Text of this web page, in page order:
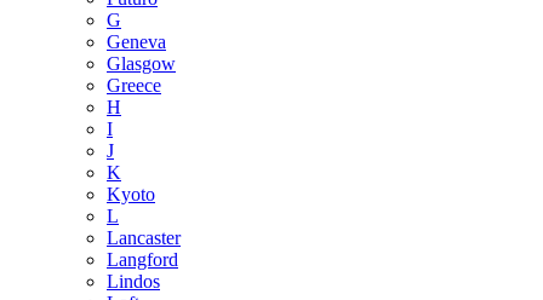
G
Geneva
Glasgow
Greece
H
I
J
K
Kyoto
L
Lancaster
Langford
Lindos